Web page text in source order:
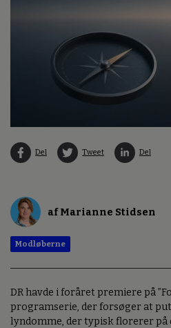
Del Tweet Del
af Marianne Stidsen
Modløberne
DR havde i foråret premiere på
programserie, der forsøger at
lyndomme, der typisk florerer på